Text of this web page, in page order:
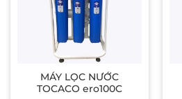
MÁY LỌC NƯỚC
TOCACO ero100C